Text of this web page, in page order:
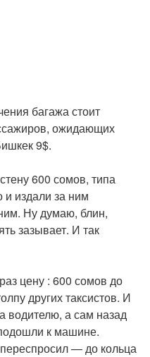
багажа стоит
ожидающих
9$.
600 сомов, типа
издали за ним
Ну думаю, блин,
зазывает. И так
цену : 600 сомов до
других таксистов. И
водителю, а сам назад
к машине.
— до кольца